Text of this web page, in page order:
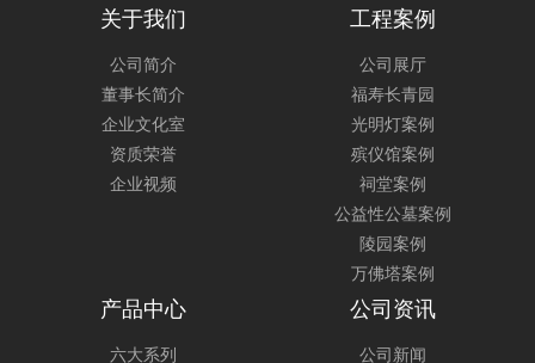
关于我们
公司简介
董事长简介
企业文化室
资质荣誉
企业视频
工程案例
公司展厅
福寿长青园
光明灯案例
殡仪馆案例
祠堂案例
公益性公墓案例
陵园案例
万佛塔案例
产品中心
六大系列
公司资讯
公司新闻